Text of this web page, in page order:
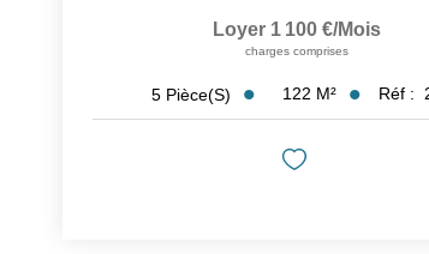
Loyer 1 100 €/mois
charges comprises
5 Pièce(s) 122 M² Réf :